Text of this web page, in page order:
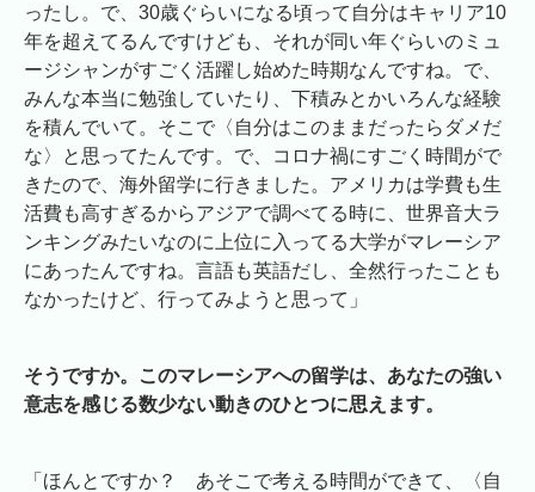
ったし。で、30歳ぐらいになる頃って自分はキャリア10
年を超えてるんですけども、それが同い年ぐらいのミュ
ージシャンがすごく活躍し始めた時期なんですね。で、
みんな本当に勉強していたり、下積みとかいろんな経験
を積んでいて。そこで〈自分はこのままだったらダメだ
な〉と思ってたんです。で、コロナ禍にすごく時間がで
きたので、海外留学に行きました。アメリカは学費も生
活費も高すぎるからアジアで調べてる時に、世界音大ラ
ンキングみたいなのに上位に入ってる大学がマレーシア
にあったんですね。言語も英語だし、全然行ったことも
なかったけど、行ってみようと思って」
そうですか。このマレーシアへの留学は、あなたの強い
意志を感じる数少ない動きのひとつに思えます。
「ほんとですか？ あそこで考える時間ができて、〈自